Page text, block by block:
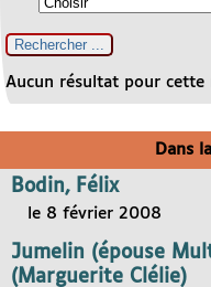
Aucun résultat pour cette
Dans
Bodin, Félix
le 8 février 2008
Jumelin (épouse
(Marguerite Clélie)